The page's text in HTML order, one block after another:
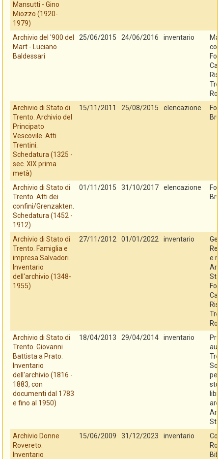
Mansutti - Gino
Miozzo (1920-
1979)
Archivio del '900 del
Mart - Luciano
Baldessari
25/06/2015 24/06/2016 inventario
Archivio di Stato di
Trento. Archivio del
Principato
Vescovile. Atti
Trentini.
Schedatura (1325 -
sec. XIX prima
metà)
15/11/2011 25/08/2015 elencazione
Archivio di Stato di
Trento. Atti dei
confini/Grenzakten.
Schedatura (1452 -
1912)
01/11/2015 31/10/2017 elencazione
Archivio di Stato di
Trento. Famiglia e
impresa Salvadori.
Inventario
dell'archivio (1348-
1955)
27/11/2012 01/01/2022 inventario
e
Archivio di Stato di
Trento. Giovanni
Battista a Prato.
Inventario
dell'archivio (1816 -
1883, con
documenti dal 1783
e fino al 1950)
18/04/2013 29/04/2014 inventario
Archivio Donne
Rovereto.
Inventario
15/06/2009 31/12/2023 inventario